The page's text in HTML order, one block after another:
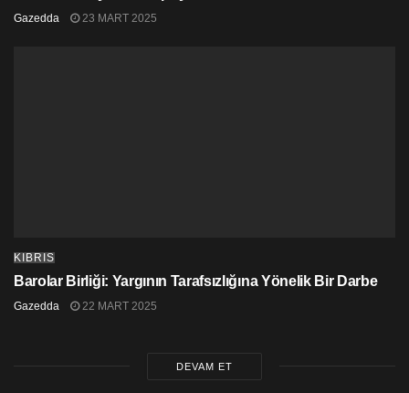
Gazedda 23 MART 2025
KIBRIS
Barolar Birliği: Yargının Tarafsızlığına Yönelik Bir Darbe
Gazedda 22 MART 2025
DEVAM ET